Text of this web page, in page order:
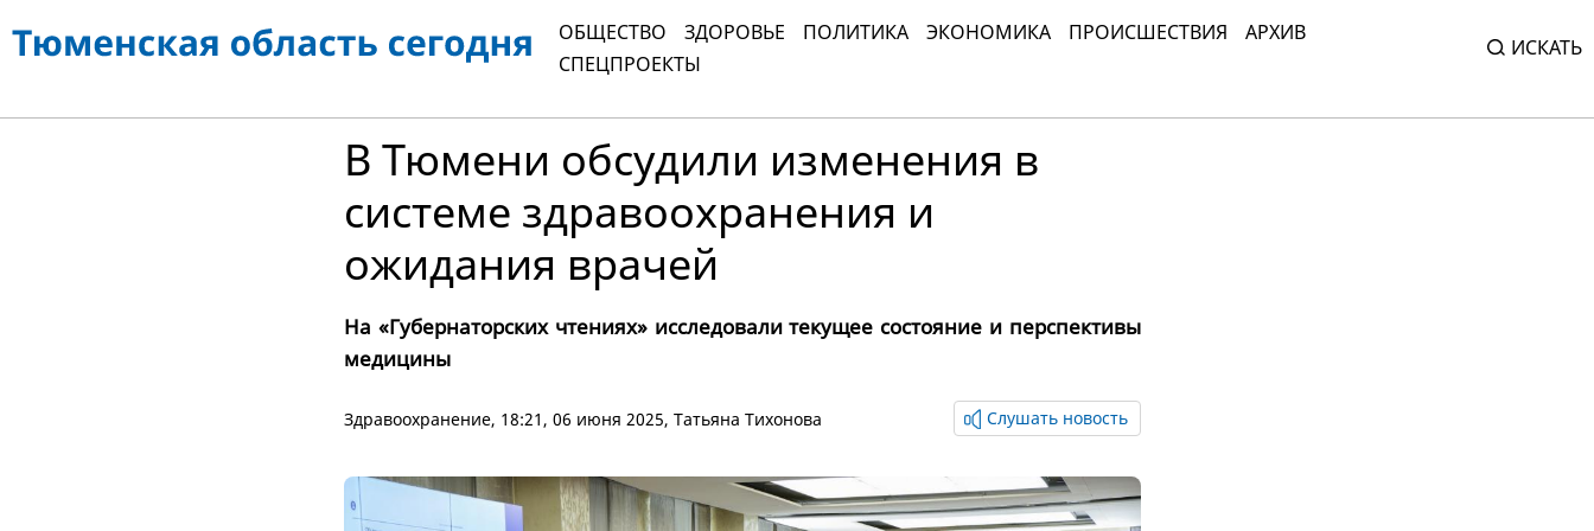
ОБЩЕСТВО ЗДОРОВЬЕ ПОЛИТИКА ЭКОНОМИКА ПРОИСШЕСТВИЯ
АРХИВ
СПЕЦПРОЕКТЫ
ИСКАТЬ
В Тюмени обсудили изменения в
системе здравоохранения и
ожидания врачей
На «Губернаторских чтениях» исследовали текущее состояние и перспективы
медицины
Здравоохранение, 18:21, 06 июня 2025, Татьяна Тихонова Слушать новость